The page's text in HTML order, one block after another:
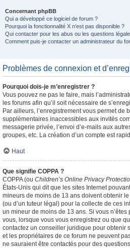
Concernant phpBB
Qui a développé ce logiciel de forum ?
Pourquoi la fonctionnalité X n’est pas disponible ?
Qui contacter pour les abus ou les questions
Comment puis-je contacter un administrateur du
Problèmes de connexion et
Pourquoi dois-je m’enregistrer ?
Vous pouvez ne pas le faire, mais
les forums afin qu’il soit nécessaire de
Par ailleurs, l’enregistrement vous permet de
supplémentaires inaccessibles aux invités
messagerie privée, l’envoi d’e-mails aux
groupes, etc. La création d’un compte est
Haut
Que signifie COPPA ?
COPPA (ou Children’s Online Privacy
États-Unis qui dit que les sites Internet
mineurs de moins de 13 ans doivent obtenir
(ou d’un tuteur légal) pour la collecte de ces
un mineur de moins de 13 ans. Si vous n’êtes
vous, lorsque vous vous enregistrez ou que
contactez un conseiller juridique pour obtenir
et les propriétaires de ce forum ne peuvent
ne sauraient être contactés pour des